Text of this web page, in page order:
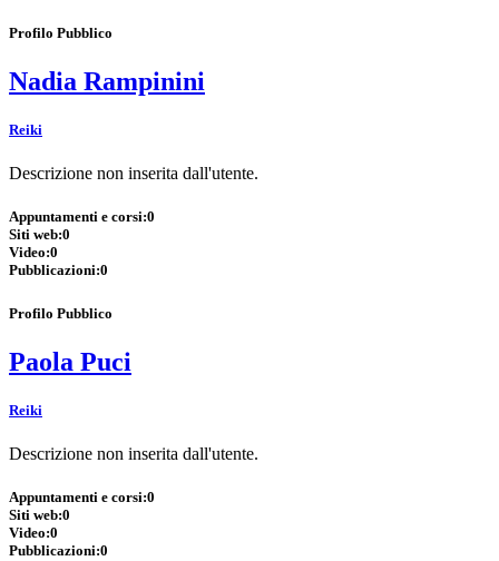
Profilo Pubblico
Nadia Rampinini
Reiki
Descrizione non inserita dall'utente.
Appuntamenti e corsi:0
Siti web:0
Video:0
Pubblicazioni:0
Profilo Pubblico
Paola Puci
Reiki
Descrizione non inserita dall'utente.
Appuntamenti e corsi:0
Siti web:0
Video:0
Pubblicazioni:0